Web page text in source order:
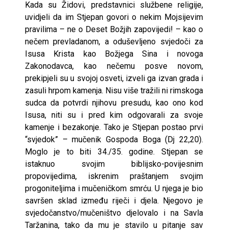
Kada su Židovi, predstavnici službene religije,
uvidjeli da im Stjepan govori o nekim Mojsijevim
pravilima – ne o Deset Božjih zapovijedi! – kao o
nečem prevladanom, a oduševljeno svjedoči za
Isusa Krista kao Božjega Sina i novoga
Zakonodavca, kao nečemu posve novom,
prekipjeli su u svojoj osveti, izveli ga izvan grada i
zasuli hrpom kamenja. Nisu više tražili ni rimskoga
sudca da potvrdi njihovu presudu, kao ono kod
Isusa, niti su i pred kim odgovarali za svoje
kamenje i bezakonje. Tako je Stjepan postao prvi
“svjedok” – mučenik Gospoda Boga (Dj 22,20).
Moglo je to biti 34./35. godine. Stjepan se
istaknuo svojim biblijsko-povijesnim
propovijedima, iskrenim praštanjem svojim
progoniteljima i mučeničkom smrću. U njega je bio
savršen sklad između riječi i djela. Njegovo je
svjedočanstvo/mučeništvo djelovalo i na Savla
Taržanina, tako da mu je stavilo u pitanje sav